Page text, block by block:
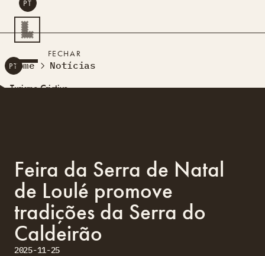
PESQUISAR
PT
Turismo Criativo
ProjetosA AcontecerMontra
Sobre Nós
Contactos
PT
FECHAR
Home Notícias
Feira da Serra de Natal
de Loulé promove
tradições da Serra do
Caldeirão
2025-11-25